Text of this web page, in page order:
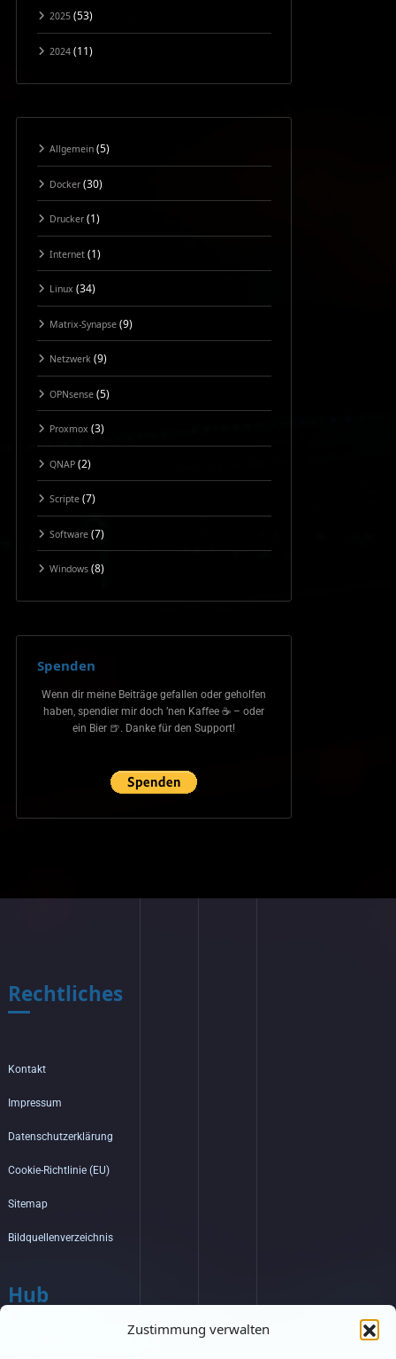
Zustimmung verwalten
2025(53)
2024(11)
Allgemein(5)
Docker(30)
Drucker(1)
Internet(1)
Linux (34)
Matrix-Synapse(9)
Netzwerk(9)
OPNsense(5)
Proxmox (3)
QNAP(2)
Scripte(7)
Software(7)
Windows(8)
Spenden
Wenn dir meine Beiträge gefallen oder geholfen
haben, spendier mir doch ’nen Kaffee ☕ – oder
ein Bier 🍺. Danke für den Support!
Rechtliches
Kontakt
Impressum
Datenschutzerklärung
Cookie-Richtlinie (EU)
Sitemap
Bildquellenverzeichnis
Hub